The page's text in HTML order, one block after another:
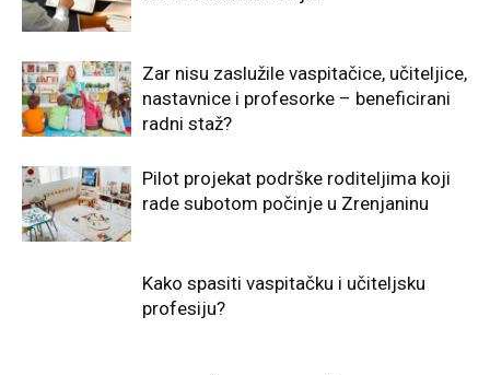
Zar nisu zaslužile vaspitačice, učiteljice,
nastavnice i profesorke – beneficirani
radni staž?
Pilot projekat podrške roditeljima koji
rade subotom počinje u Zrenjaninu
Kako spasiti vaspitačku i učiteljsku
profesiju?